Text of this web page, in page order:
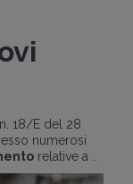
18/E del 28
numerosi
relative a ..